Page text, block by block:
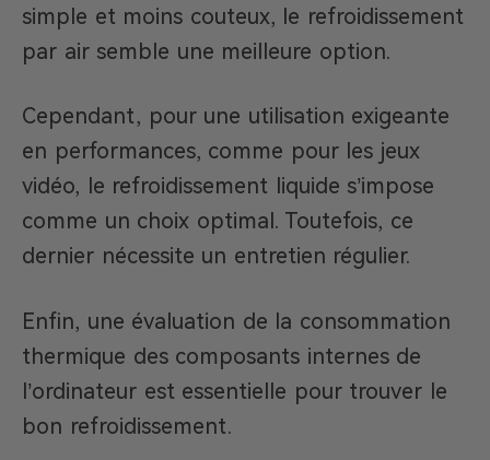
simple et moins couteux, le refroidissement
par air semble une meilleure option.
Cependant, pour une utilisation exigeante
en performances, comme pour les jeux
vidéo, le refroidissement liquide s’impose
comme un choix optimal. Toutefois, ce
dernier nécessite un entretien régulier.
Enfin, une évaluation de la consommation
thermique des composants internes de
l’ordinateur est essentielle pour trouver le
bon refroidissement.